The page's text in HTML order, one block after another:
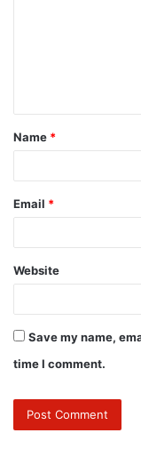
Name *
Email *
Website
Save my name,
time I comment.